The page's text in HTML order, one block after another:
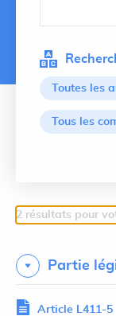
Toutes les
Tous les
2 résultats pour
Partie
Article L411-5